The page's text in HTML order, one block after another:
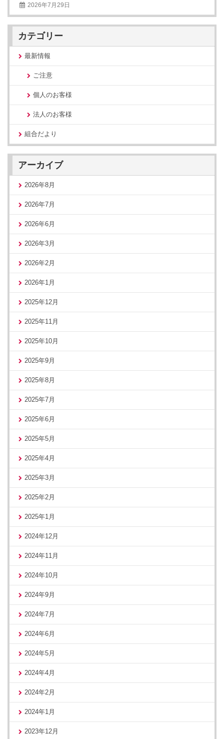
2026年7月29日
カテゴリー
最新情報
ご注意
個人のお客様
法人のお客様
組合だより
アーカイブ
2026年8月
2026年7月
2026年6月
2026年3月
2026年2月
2026年1月
2025年12月
2025年11月
2025年10月
2025年9月
2025年8月
2025年7月
2025年6月
2025年5月
2025年4月
2025年3月
2025年2月
2025年1月
2024年12月
2024年11月
2024年10月
2024年9月
2024年7月
2024年6月
2024年5月
2024年4月
2024年2月
2024年1月
2023年12月